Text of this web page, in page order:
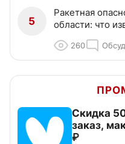
5
Ракетная
области: что
260
Скидка
заказ,
₽